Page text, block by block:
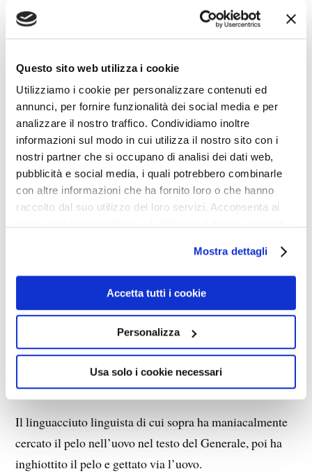
Questo sito web utilizza i cookie
Utilizziamo i cookie per personalizzare contenuti ed
annunci, per fornire funzionalità dei social media e per
analizzare il nostro traffico. Condividiamo inoltre
informazioni sul modo in cui utilizza il nostro sito con i
nostri partner che si occupano di analisi dei dati web,
pubblicità e social media, i quali potrebbero combinarle
con altre informazioni che ha fornito loro o che hanno
raccolto dal suo utilizzo dei loro servizi. Acconsenta ai
Mostra dettagli
Accetta tutti i cookie
Personalizza
Usa solo i cookie necessari
Geografico Militare. Dopo la pubblicazione del Suo
coraggioso libro, il Generale è stato privato dai capitribù
Ho scarsa stima per simili capitribù, ma il colmo del
ridicolo è stato raggiunto da un linguacciuto linguista
che si crogiolava nei privilegi accademici mentre il
Generale rischiava la vita. Il linguacciuto individuo,
preside di Facoltà universitaria fortunatamente per soli
due anni prima che i colleghi gli consigliassero
del suo potere da vietare agli studenti di fumarefuori
della Facoltà stessa, ossia sulla pubblica via.
Per un’analisi delle storture di questo mondo che il
Generale giustamente chiama “al contrario”, vedi il mio
saggio MALASCIENZA: L’IMPOSTURA DI
Il linguacciuto linguista di cui sopra ha maniacalmente
cercato il pelo nell’uovo nel testo del Generale, poi ha
inghiottito il pelo e gettato via l’uovo.